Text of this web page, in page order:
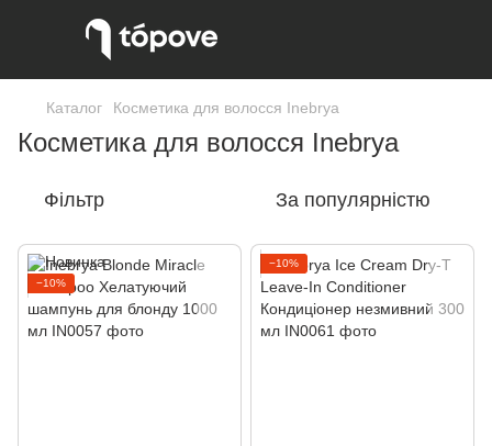
Каталог Косметика для волосся Inebrya
Косметика для волосся Inebrya
Фільтр За популярністю
−10%
−10%